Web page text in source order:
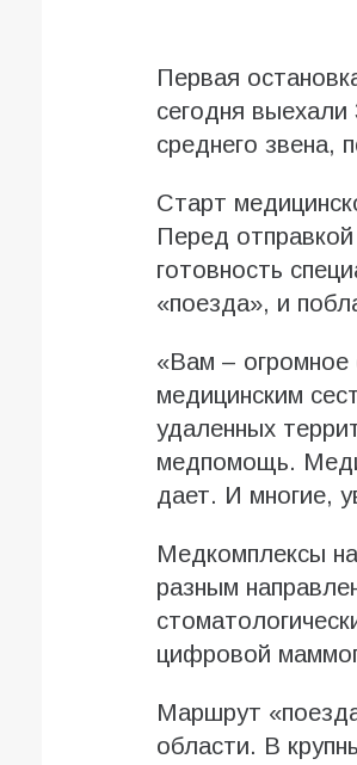
Первая
сегодня
среднего звена,
Старт
Перед
готовность
«поезда», и
«Вам – огромное
медицинским
удаленных
медпомощь.
дает. И многие,
Медкомплексы
разным
цифровой
Маршрут
области. В